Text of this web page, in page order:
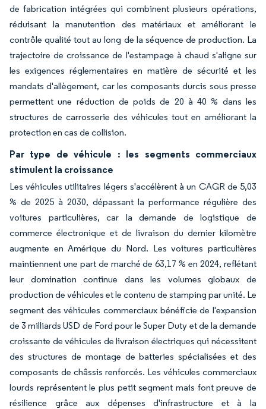
de fabrication intégrées qui combinent plusieurs opérations,
réduisant la manutention des matériaux et améliorant le
contrôle qualité tout au long de la séquence de production. La
trajectoire de croissance de l'estampage à chaud s'aligne sur
les exigences réglementaires en matière de sécurité et les
mandats d'allègement, car les composants durcis sous presse
permettent une réduction de poids de 20 à 40 % dans les
structures de carrosserie des véhicules tout en améliorant la
protection en cas de collision.
Par type de véhicule : les segments commerciaux
stimulent la croissance
Les véhicules utilitaires légers s'accélèrent à un CAGR de 5,03
% de 2025 à 2030, dépassant la performance régulière des
voitures particulières, car la demande de logistique de
commerce électronique et de livraison du dernier kilomètre
augmente en Amérique du Nord. Les voitures particulières
maintiennent une part de marché de 63,17 % en 2024, reflétant
leur domination continue dans les volumes globaux de
production de véhicules et le contenu de stamping par unité. Le
segment des véhicules commerciaux bénéficie de l'expansion
de 3 milliards USD de Ford pour le Super Duty et de la demande
croissante de véhicules de livraison électriques qui nécessitent
des structures de montage de batteries spécialisées et des
composants de châssis renforcés. Les véhicules commerciaux
lourds représentent le plus petit segment mais font preuve de
résilience grâce aux dépenses d'infrastructure et à la